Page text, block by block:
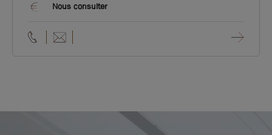
Nous consulter